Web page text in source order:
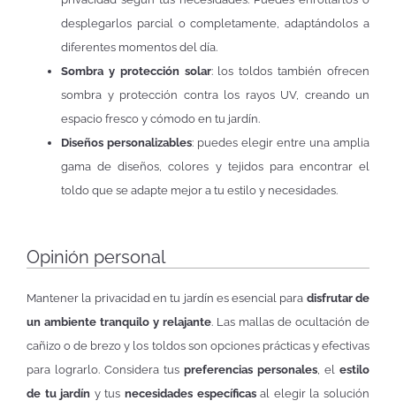
desplegarlos parcial o completamente, adaptándolos a
diferentes momentos del día.
Sombra y protección solar: los toldos también ofrecen
sombra y protección contra los rayos UV, creando un
espacio fresco y cómodo en tu jardín.
Diseños personalizables: puedes elegir entre una amplia
gama de diseños, colores y tejidos para encontrar el
toldo que se adapte mejor a tu estilo y necesidades.
Opinión personal
Mantener la privacidad en tu jardín es esencial para disfrutar de
un ambiente tranquilo y relajante. Las mallas de ocultación de
cañizo o de brezo y los toldos son opciones prácticas y efectivas
para lograrlo. Considera tus preferencias personales , el estilo
de tu jardín y tusnecesidades específicasal elegir la solución